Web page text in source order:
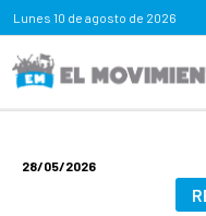
Lunes 10 de agosto de 2026
28/05/2026